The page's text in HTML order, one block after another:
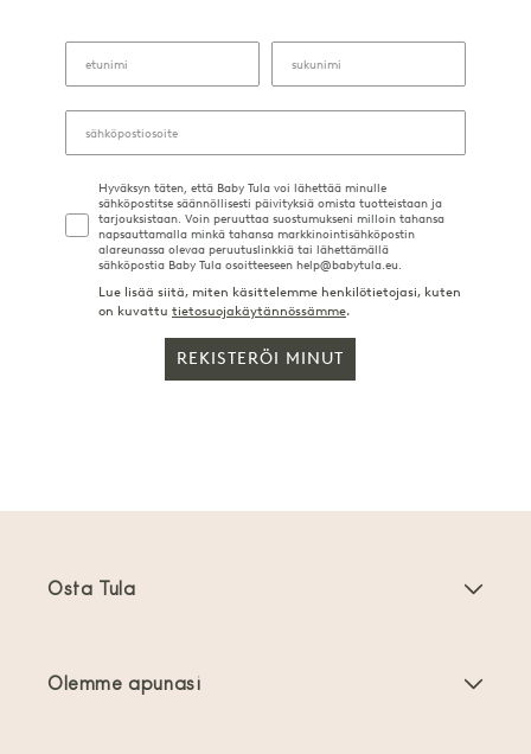
Hyväksyn täten, että Baby Tula voi lähettää minulle
sähköpostitse säännöllisesti päivityksiä omista tuotteistaan ja
tarjouksistaan. Voin peruuttaa suostumukseni milloin tahansa
napsauttamalla minkä tahansa markkinointisähköpostin
alareunassa olevaa peruutuslinkkiä tai lähettämällä
sähköpostia Baby Tula osoitteeseen help@babytula.eu.
Lue lisää siitä, miten käsittelemme henkilötietojasi, kuten
on kuvattu tietosuojakäytännössämme.
REKISTERÖI MINUT
Osta Tula
Olemme apunasi